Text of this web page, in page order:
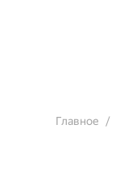
Главное